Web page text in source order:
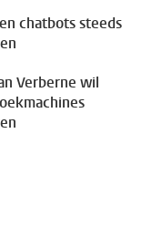
chatbots steeds
Verberne wil